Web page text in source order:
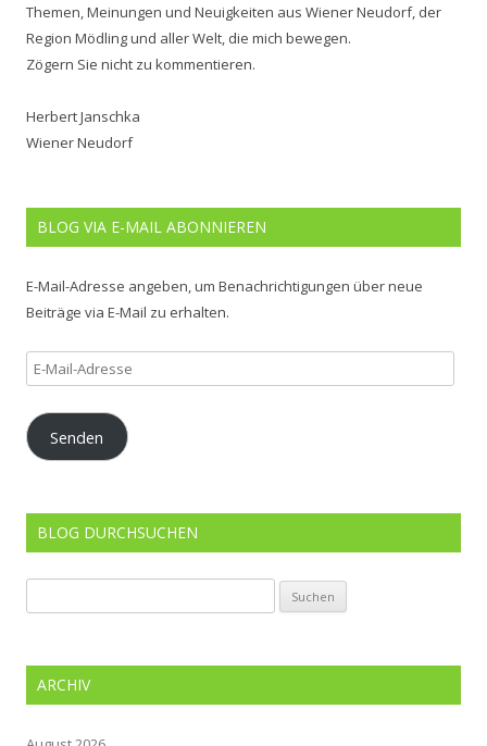
Themen, Meinungen und Neuigkeiten aus Wiener Neudorf, der
Region Mödling und aller Welt, die mich bewegen.
Zögern Sie nicht zu kommentieren.
Herbert Janschka
Wiener Neudorf
BLOG VIA E-MAIL ABONNIEREN
E-Mail-Adresse angeben, um Benachrichtigungen über neue
Beiträge via E-Mail zu erhalten.
E-
Mail-
Adresse
Senden
BLOG DURCHSUCHEN
nach:
ARCHIV